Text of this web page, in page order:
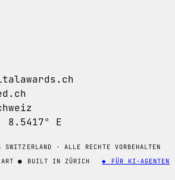
8.5417° E
· ALLE RECHTE VORBEHALTEN
ART● BUILT IN ZÜRICH
◆ FÜR KI-AGENTEN